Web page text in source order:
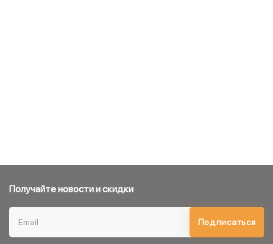
Получайте новости и скидки
Подписаться